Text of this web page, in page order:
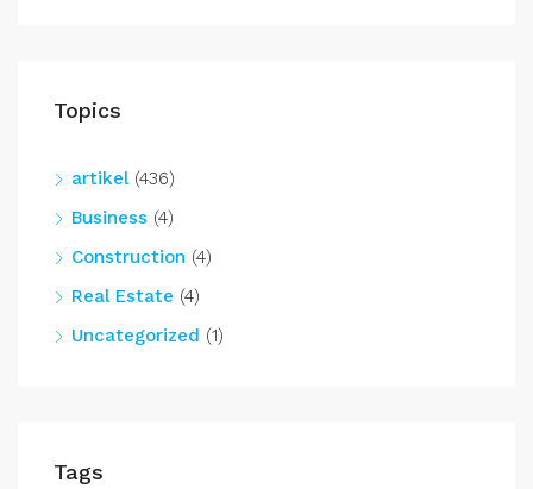
Topics
artikel(436)
Business (4)
Construction (4)
Real Estate (4)
Uncategorized (1)
Tags